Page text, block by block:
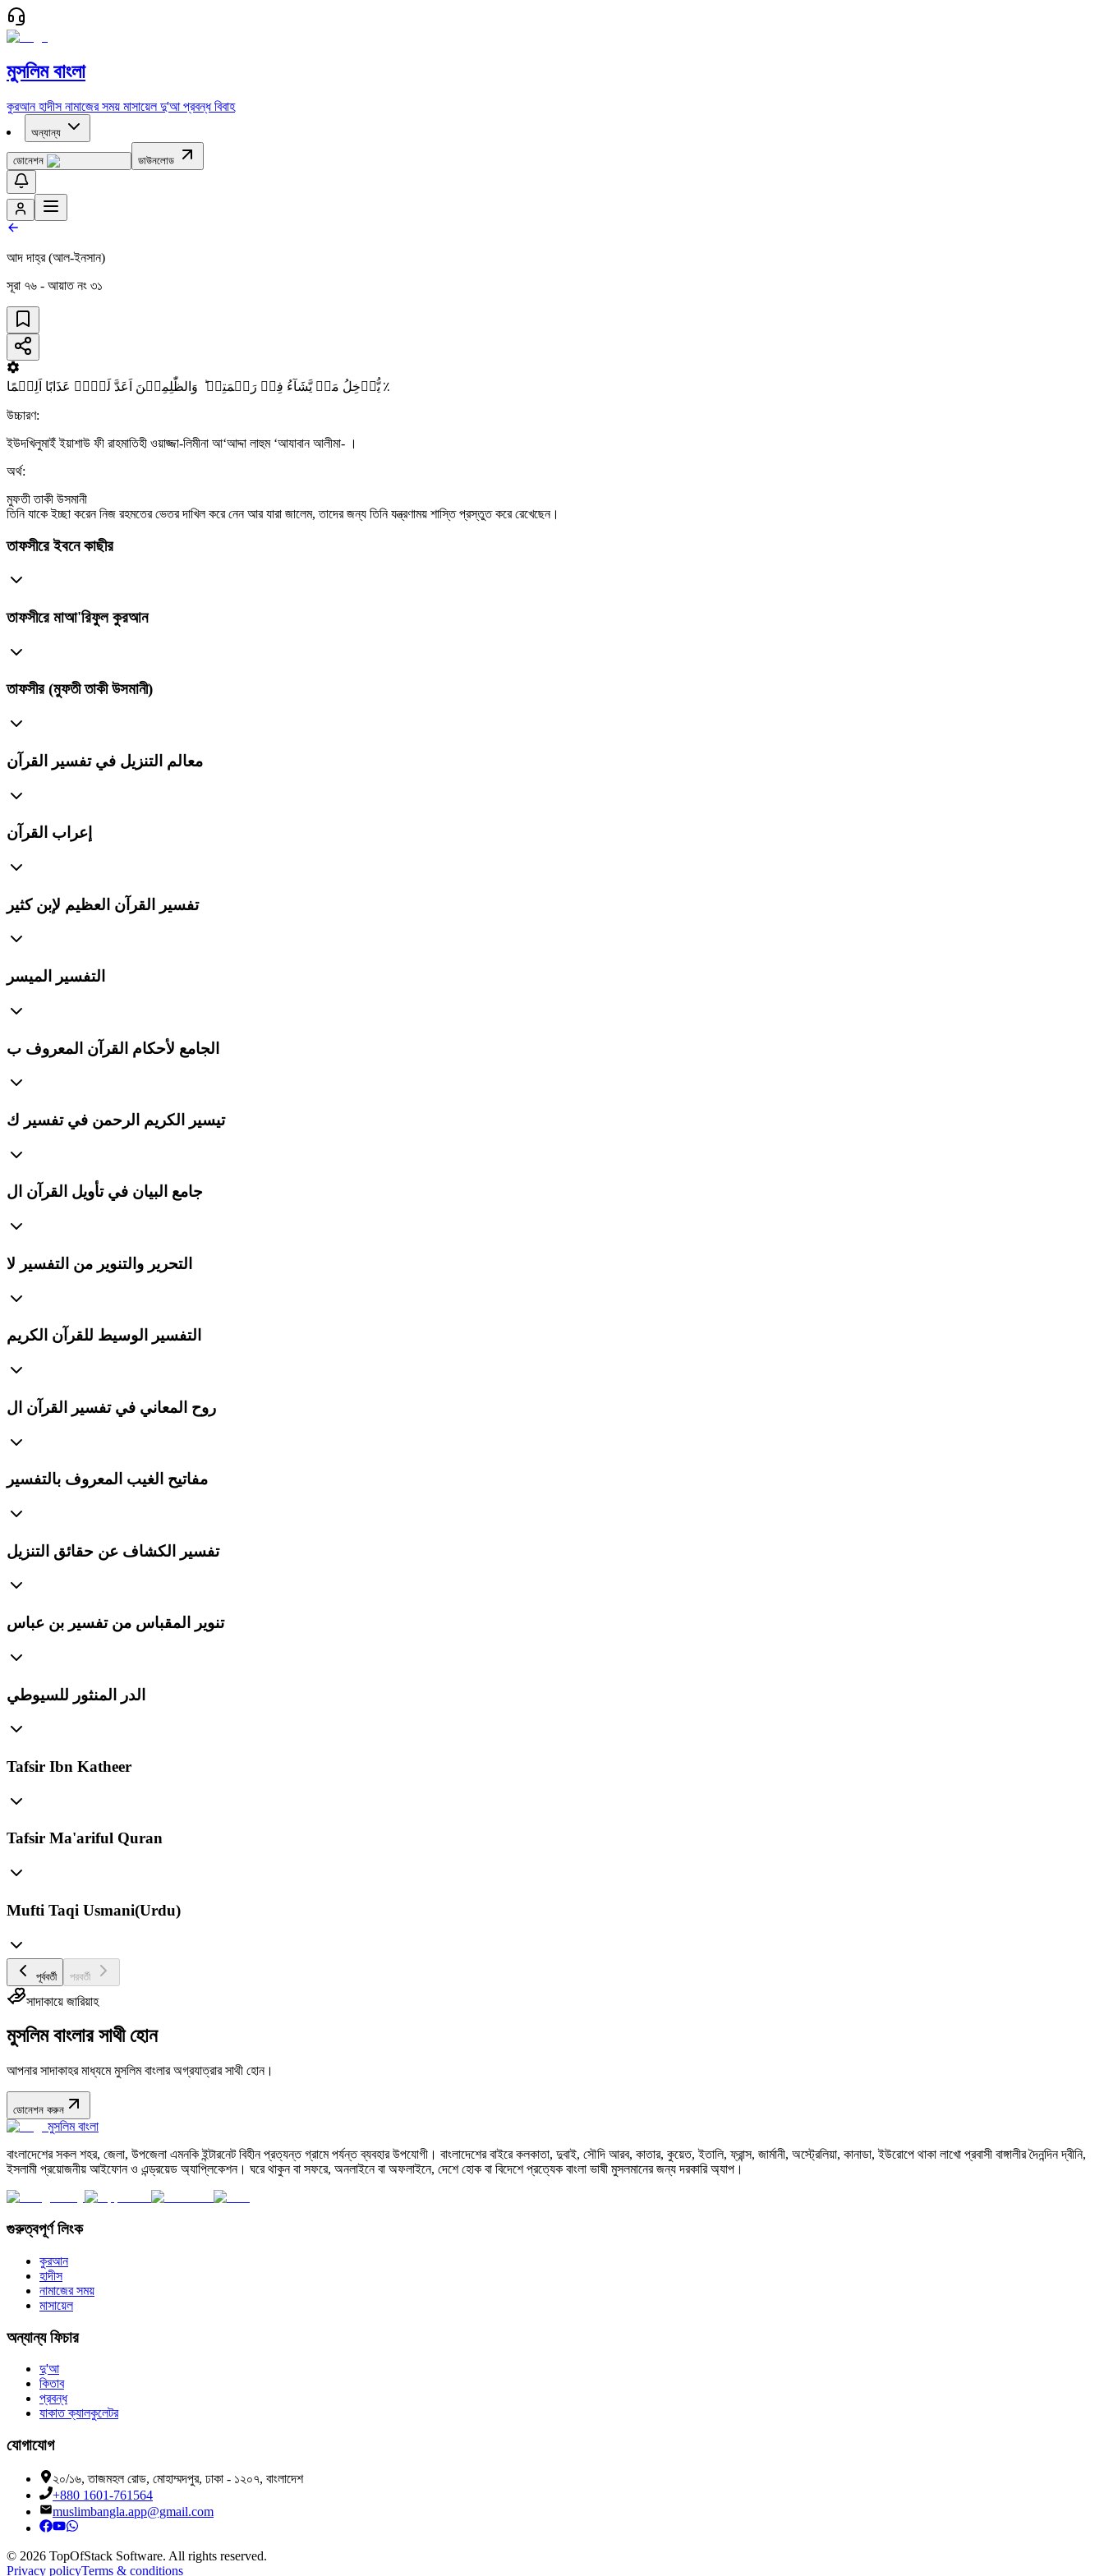
মুসলিম বাংলা
কুরআন হাদীস নামাজের সময় মাসায়েল দু'আ প্রবন্ধ বিবাহ
অন্যান্য
ডোনেশন ডাউনলোড
আদ দাহ্‌র (আল-ইনসান)
সূরা ৭৬ - আয়াত নং ৩১
یُّدۡخِلُ مَنۡ یَّشَآءُ فِیۡ رَحۡمَتِہٖ ؕ وَالظّٰلِمِیۡنَ اَعَدَّ لَہُمۡ عَذَابًا اَلِیۡمًا ٪
উচ্চারণ:
ইউদখিলুমাইঁ ইয়াশাউ ফী রাহমাতিহী ওয়াজ্জা-লিমীনা আ‘আদ্দা লাহুম ‘আযাবান আলীমা- ।
অর্থ:
মুফতী তাকী উসমানী
তিনি যাকে ইচ্ছা করেন নিজ রহমতের ভেতর দাখিল করে নেন আর যারা জালেম, তাদের জন্য তিনি যন্ত্রণাময় শাস্তি প্রস্তুত করে রেখেছেন।
তাফসীরে ইবনে কাছীর
তাফসীরে মাআ'রিফুল কুরআন
তাফসীর (মুফতী তাকী উসমানী)
معالم التنزيل في تفسير القرآن
إعراب القرآن
تفسير القرآن العظيم لإبن كثير
التفسير الميسر
الجامع لأحكام القرآن المعروف ب
تيسير الكريم الرحمن في تفسير ك
جامع البيان في تأويل القرآن ال
التحرير والتنوير من التفسير لا
التفسير الوسيط للقرآن الكريم
روح المعاني في تفسير القرآن ال
مفاتيح الغيب المعروف بالتفسير
تفسير الكشاف عن حقائق التنزيل
تنوير المقباس من تفسير بن عباس
الدر المنثور للسيوطي
Tafsir Ibn Katheer
Tafsir Ma'ariful Quran
Mufti Taqi Usmani(Urdu)
পূর্ববর্তী পরবর্তী
সাদাকায়ে জারিয়াহ
মুসলিম বাংলার সাথী হোন
আপনার সাদাকাহর মাধ্যমে মুসলিম বাংলার অগ্রযাত্রার সাথী হোন।
ডোনেশন করুন
মুসলিম বাংলা
বাংলাদেশের সকল শহর, জেলা, উপজেলা এমনকি ইন্টারনেট বিহীন প্রত্যন্ত গ্রামে পর্যন্ত ব্যবহার উপযোগী। বাংলাদেশের বাইরে কলকাতা, দুবাই, সৌদি আরব, কাতার, কুয়েত, ইতালি, ফ্রান্স, জার্মানী, অস্ট্রেলিয়া, কানাডা, ইউরোপে থাকা লাখো প্রবাসী বাঙ্গালীর দৈনন্দিন দ্বীনি,
ইসলামী প্রয়োজনীয় আইফোন ও এন্ড্রয়েড অ্যাপ্লিকেশন। ঘরে থাকুন বা সফরে, অনলাইনে বা অফলাইনে, দেশে হোক বা বিদেশে প্রত্যেক বাংলা ভাষী মুসলমানের জন্য দরকারি অ্যাপ।
গুরুত্বপূর্ণ লিংক
কুরআন
হাদীস
নামাজের সময়
মাসায়েল
অন্যান্য ফিচার
দু'আ
কিতাব
প্রবন্ধ
যাকাত ক্যালকুলেটর
যোগাযোগ
২০/১৬, তাজমহল রোড, মোহাম্মদপুর, ঢাকা - ১২০৭, বাংলাদেশ
+880 1601-761564
muslimbangla.app@gmail.com
© 2026 TopOfStack Software. All rights reserved.
Privacy policyTerms & conditions